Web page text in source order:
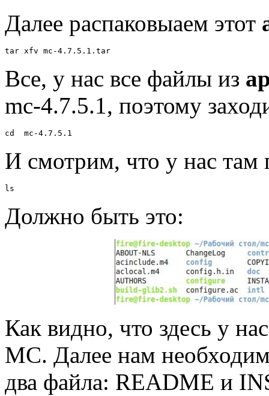
Далее распаковыаем этот
tar xfv mc-4.7.5.1.tar
Все, у нас все файлы из
mc-4.7.5.1, поэтому
cd  mc-4.7.5.1
И смотрим, что у нас там
ls
Должно быть это:
Как видно, что здесь у
MC. Далее нам
два файла: README и